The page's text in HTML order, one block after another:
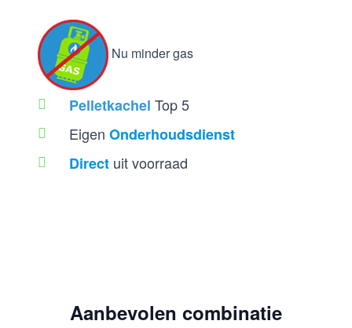
Nu minder gas
Pelletkachel Top 5
Eigen Onderhoudsdienst
Direct uit voorraad
Aanbevolen combinatie